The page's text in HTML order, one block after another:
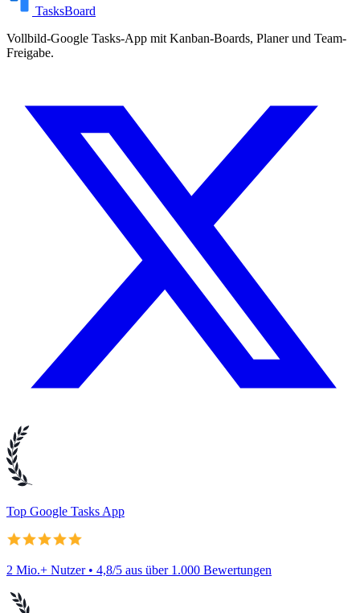
TasksBoard
Vollbild-Google Tasks-App mit Kanban-Boards, Planer und Team-
Freigabe.
Top Google Tasks App
2 Mio.+ Nutzer • 4,8/5 aus über 1.000 Bewertungen